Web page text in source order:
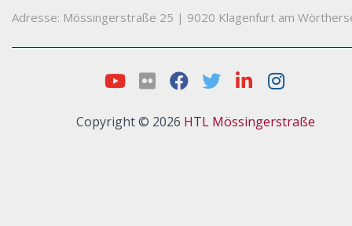
Adresse: Mössingerstraße 25 | 9020 Klagenfurt am
Copyright © 2026 HTL Mössingerstraße